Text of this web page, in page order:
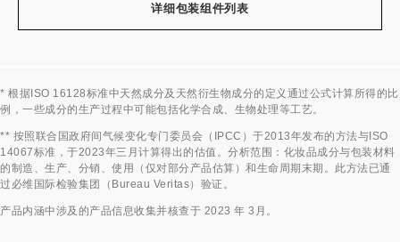
详细包装组件列表
* 根据ISO 16128标准中天然成分及天然衍生物成分的定义通过公式计算所得的比
例，一些成分的生产过程中可能包括化学合成、生物处理等工艺。
返回标题↩
** 按照联合国政府间气候变化专门委员会（IPCC）于2013年发布的方法与ISO
14067标准，于2023年三月计算得出的估值。分析范围：化妆品成分与包装材料
的制造、生产、分销、使用（仅对部分产品估算）和生命周期末期。此方法已通
过必维国际检验集团（Bureau Veritas）验证。
返回标题↩
产品内涵中涉及的产品信息收集并核查于 2023 年 3月。